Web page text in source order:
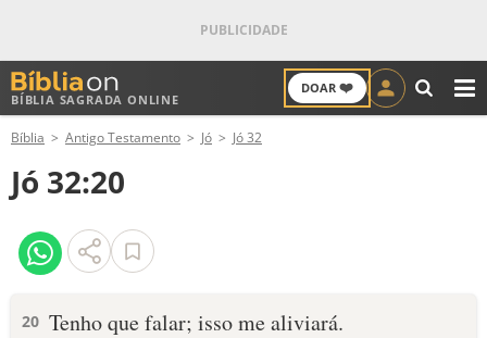
BÍBLIA SAGRADA ONLINE
DOAR ❤️
ANTIGO TESTAMENTO
NOVO TESTAMENTO
VERSÍCULOS
Bíblia Antigo Testamento Jó Jó 32
Jó 32:20
20 Tenho que falar; isso me aliviará.